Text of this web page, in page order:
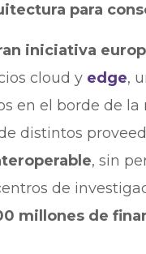
para
iniciativa
cloud y edge,
en el borde de la
distintos
, sin
de
millones de